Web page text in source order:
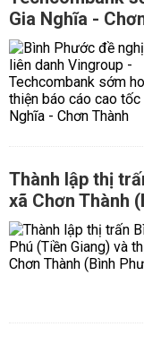
Gia Nghĩa -
Thành lập thị
xã Chơn Thành